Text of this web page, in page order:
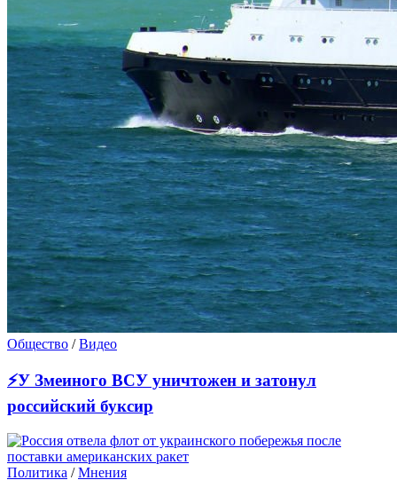
Общество /Видео
⚡У Змеиного ВСУ уничтожен и затонул
российский буксир
Политика /Мнения